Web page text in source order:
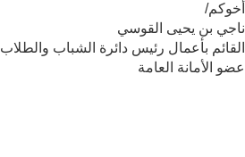
​أخوكم/
ناجي بن يحيى القوسي
القائم بأعمال رئيس دائرة الشباب والطلاب
عضو الأمانة العامة